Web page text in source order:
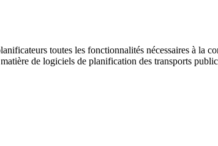
toutes les fonctionnalités nécessaires à la
de logiciels de planification des transports